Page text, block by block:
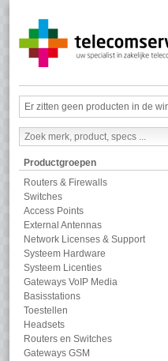
Er zitten geen producten in de
Productgroepen
Routers & Firewalls
Switches
Access Points
External Antennas
Network Licenses & Support
Systeem Hardware
Systeem Licenties
Gateways VoIP Media
Basisstations
Toestellen
Headsets
Routers en Switches
Gateways GSM